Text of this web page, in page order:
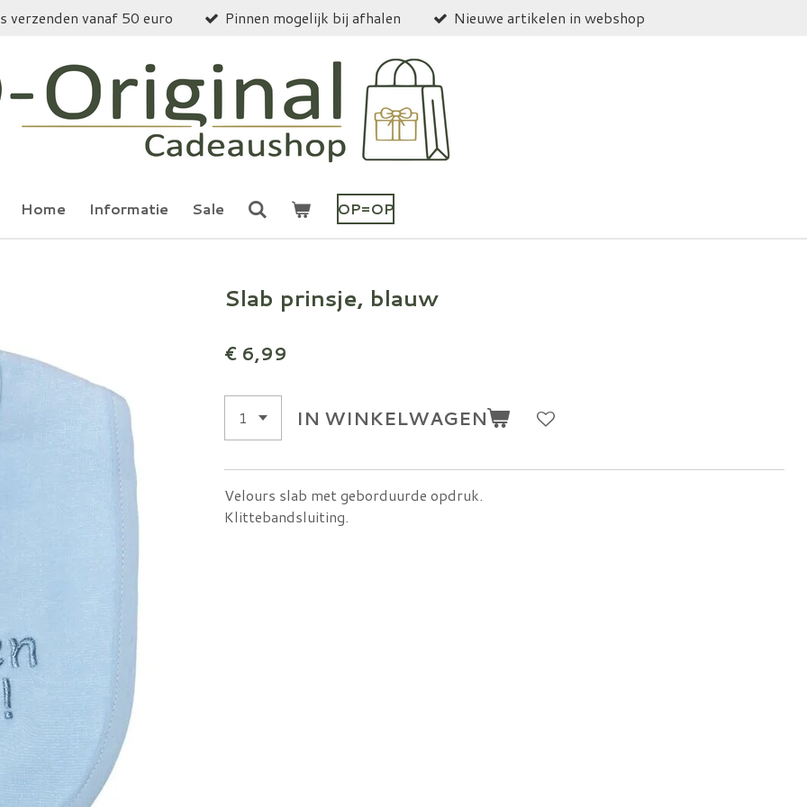
verzenden vanaf 50 euro Pinnen mogelijk bij afhalen Nieuwe artikelen in webshop
Home Informatie Sale OP=OP
Slab prinsje, blauw
€ 6,99
IN WINKELWAGEN
Velours slab met geborduurde opdruk.
Klittebandsluiting.